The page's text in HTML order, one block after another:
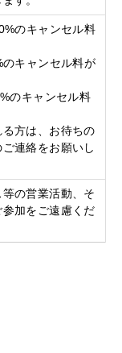
のキャンセル料
のキャンセル料が
のキャンセル料
方は、お待ちの
連絡をお願いし
の営業活動、そ
加をご遠慮くだ